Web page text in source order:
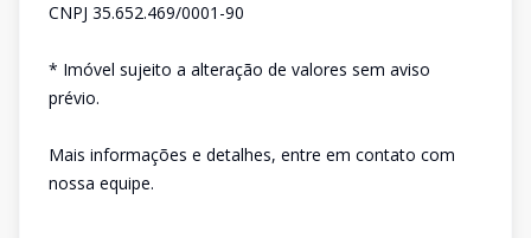
CNPJ 35.652.469/0001-90
* Imóvel sujeito a alteração de valores sem aviso
prévio.
Mais informações e detalhes, entre em contato com
nossa equipe.